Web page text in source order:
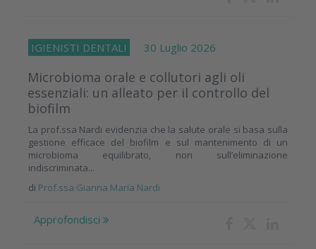
IGIENISTI DENTALI 30 Luglio 2026
Microbioma orale e collutori agli oli
essenziali: un alleato per il controllo del
biofilm
La prof.ssa Nardi evidenzia che la salute orale si basa sulla
gestione efficace del biofilm e sul mantenimento di un
microbioma equilibrato, non sull’eliminazione
indiscriminata...
di Prof.ssa Gianna Maria Nardi
Approfondisci